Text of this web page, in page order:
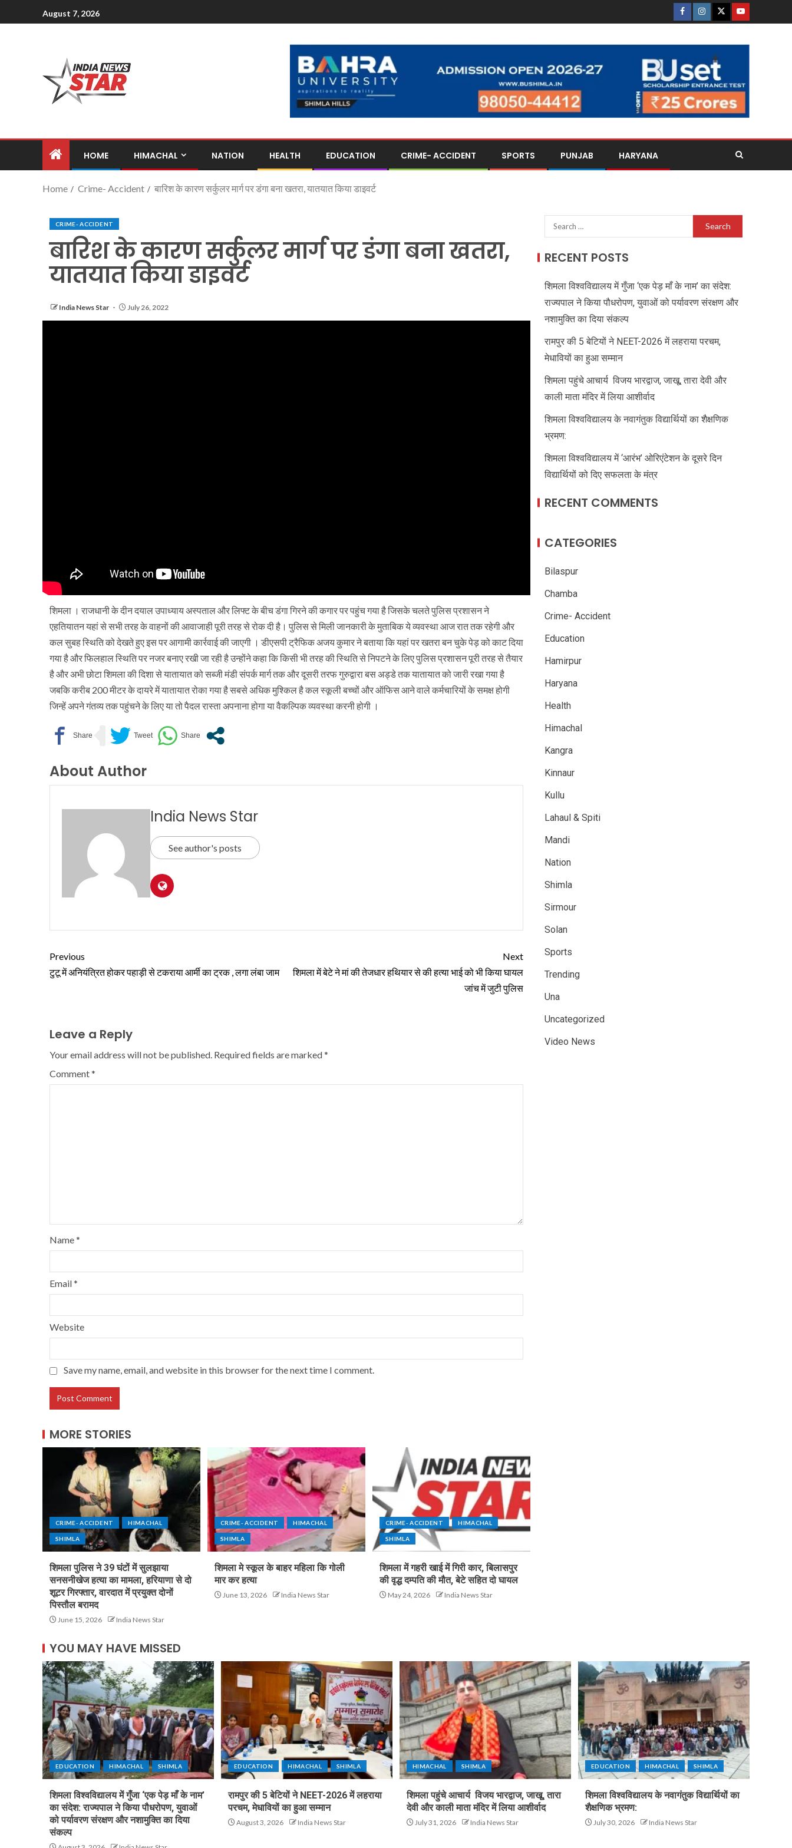
August 7, 2026
HOME HIMACHAL NATION HEALTH EDUCATION CRIME- ACCIDENT SPORTS PUNJAB HARYANA
Home Crime- Accident बारिश के कारण सर्कुलर मार्ग पर डंगा बना खतरा, यातयात किया डाइवर्ट
CRIME- ACCIDENT
बारिश के कारण सर्कुलर मार्ग पर डंगा बना खतरा,
यातयात किया डाइवर्ट
India News Star July 26, 2022
शिमला । राजधानी के दीन दयाल उपाध्याय अस्पताल और लिफ्ट के बीच डंगा गिरने की कगार पर पहुंच गया है जिसके चलते पुलिस प्रशासन ने
एहतियातन यहां से सभी तरह के वाहनों की आवाजाही पूरी तरह से रोक दी है। पुलिस से मिली जानकारी के मुताबिक ये व्यवस्था आज रात तक रहेगी और
कल सुबह स्थिति को देखते हुए इस पर आगामी कार्रवाई की जाएगी । डीएसपी ट्रैफिक अजय कुमार ने बताया कि यहां पर खतरा बन चुके पेड़ को काट दिया
गया है और फिलहाल स्थिति पर नजर बनाए रखी जा रही है उन्होंने कहा कि किसी भी तरह की स्थिति से निपटने के लिए पुलिस प्रशासन पूरी तरह से तैयार
है और अभी छोटा शिमला की दिशा से यातायात को सब्जी मंडी संपर्क मार्ग तक और दूसरी तरफ गुरुद्वारा बस अड्डे तक यातायात को जारी रखा गया है
जबकि करीब 200 मीटर के दायरे में यातायात रोका गया है सबसे अधिक मुश्किल है कल स्कूली बच्चों और ऑफिस आने वाले कर्मचारियों के समक्ष होगी
जिन्हें अपने गंतव्य तक पहुंचने के लिए या तो पैदल रास्ता अपनाना होगा या वैकल्पिक व्यवस्था करनी होगी ।
About Author
India News Star
See author's posts
Previous
टुटू में अनियंत्रित होकर पहाड़ी से टकराया आर्मी का ट्रक , लगा लंबा जाम
Next
शिमला में बेटे ने मां की तेजधार हथियार से की हत्या भाई को भी किया घायल
जांच में जुटी पुलिस
Leave a Reply
Your email address will not be published. Required fields are marked*
Comment*
Name*
Email*
Website
Save my name, email, and website in this browser for the next time I comment.
MORE STORIES
CRIME- ACCIDENT HIMACHAL
SHIMLA
शिमला पुलिस ने 39 घंटों में सुलझाया
सनसनीखेज हत्या का मामला, हरियाणा से दो
शूटर गिरफ्तार, वारदात में प्रयुक्त दोनों
पिस्तौल बरामद
June 15, 2026 India News Star
CRIME- ACCIDENT HIMACHAL
SHIMLA
शिमला मे स्कूल के बाहर महिला कि गोली
मार कर हत्या
June 13, 2026 India News Star
CRIME- ACCIDENT HIMACHAL
SHIMLA
शिमला में गहरी खाई में गिरी कार, बिलासपुर
की वृद्ध दम्पति की मौत, बेटे सहित दो घायल
May 24, 2026 India News Star
RECENT POSTS
शिमला विश्वविद्यालय में गुँजा ‘एक पेड़ माँ के नाम’ का संदेश:
राज्यपाल ने किया पौधरोपण, युवाओं को पर्यावरण संरक्षण और
नशामुक्ति का दिया संकल्प
रामपुर की 5 बेटियों ने NEET-2026 में लहराया परचम,
मेधावियों का हुआ सम्मान
शिमला पहुंचे आचार्य विजय भारद्वाज, जाखू, तारा देवी और
काली माता मंदिर में लिया आशीर्वाद
शिमला विश्वविद्यालय के नवागंतुक विद्यार्थियों का शैक्षणिक
भ्रमण:
शिमला विश्वविद्यालय में ‘आरंभ’ ओरिएंटेशन के दूसरे दिन
विद्यार्थियों को दिए सफलता के मंत्र
RECENT COMMENTS
CATEGORIES
Bilaspur
Chamba
Crime- Accident
Education
Hamirpur
Haryana
Health
Himachal
Kangra
Kinnaur
Kullu
Lahaul & Spiti
Mandi
Nation
Shimla
Sirmour
Solan
Sports
Trending
Una
Uncategorized
Video News
YOU MAY HAVE MISSED
EDUCATION HIMACHAL SHIMLA
शिमला विश्वविद्यालय में गुँजा ‘एक पेड़ माँ के नाम’
का संदेश: राज्यपाल ने किया पौधरोपण, युवाओं
को पर्यावरण संरक्षण और नशामुक्ति का दिया
संकल्प
EDUCATION HIMACHAL SHIMLA
रामपुर की 5 बेटियों ने NEET-2026 में लहराया
परचम, मेधावियों का हुआ सम्मान
August 3, 2026 India News Star
HIMACHAL SHIMLA
शिमला पहुंचे आचार्य विजय भारद्वाज, जाखू, तारा
देवी और काली माता मंदिर में लिया आशीर्वाद
July 31, 2026 India News Star
EDUCATION HIMACHAL SHIMLA
शिमला विश्वविद्यालय के नवागंतुक विद्यार्थियों का
शैक्षणिक भ्रमण:
July 30, 2026 India News Star